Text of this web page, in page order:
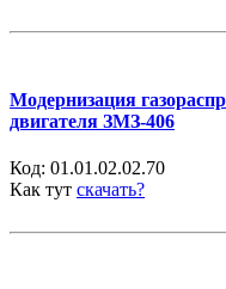
Модернизация
двигателя ЗМЗ-406
Код: 01.01.02.02.70
Как тут скачать?